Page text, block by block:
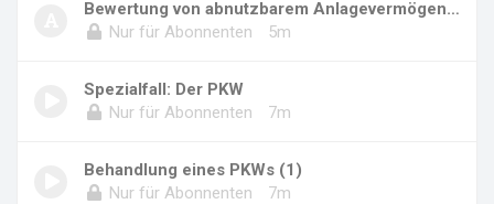
Bewertung von abnutzbarem Anlagevermögen (2)...
Nur für Abonnenten
5m
Spezialfall: Der PKW
Nur für Abonnenten
7m
Behandlung eines PKWs (1)
Nur für Abonnenten
7m